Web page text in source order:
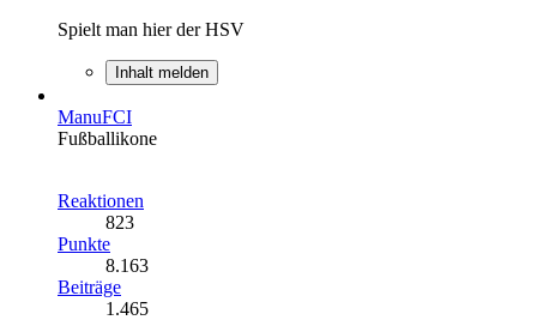
Spielt man hier der HSV
Inhalt melden
ManuFCI
Fußballikone
Reaktionen
823
Punkte
8.163
Beiträge
1.465